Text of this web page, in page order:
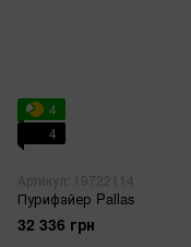
4
4
Артикул: 19722114
Пурифайер Pallas
32 336 грн